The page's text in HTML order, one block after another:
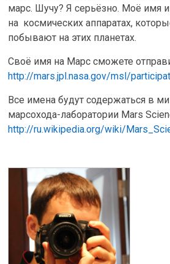
марс. Шучу? Я серьёзно. Моё имя
на космических аппаратах,
побывают на этих планетах.
Своё имя на Марс сможете
http://mars.jpl.nasa.gov/msl/
Все имена будут содержаться в
марсохода-лаборатории Mars
http://ru.wikipedia.org/wiki/